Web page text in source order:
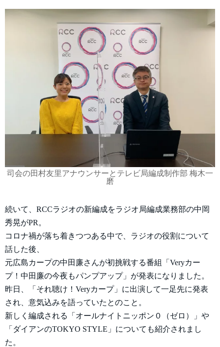
司会の田村友里アナウンサーとテレビ局編成制作部 梅木一
磨
続いて、RCCラジオの新編成をラジオ局編成業務部の中岡
秀晃がPR。
コロナ禍が落ち着きつつある中で、ラジオの役割について
話した後、
元広島カープの中田廉さんが初挑戦する番組「Veryカー
プ！中田廉の今夜もパンプアップ」が発表になりました。
昨日、「それ聴け！Veryカープ」に出演して一足先に発表
され、意気込みを語っていたとのこと。
新しく編成される「オールナイトニッポン０（ゼロ）」や
「ダイアンのTOKYO STYLE」についても紹介されまし
た。